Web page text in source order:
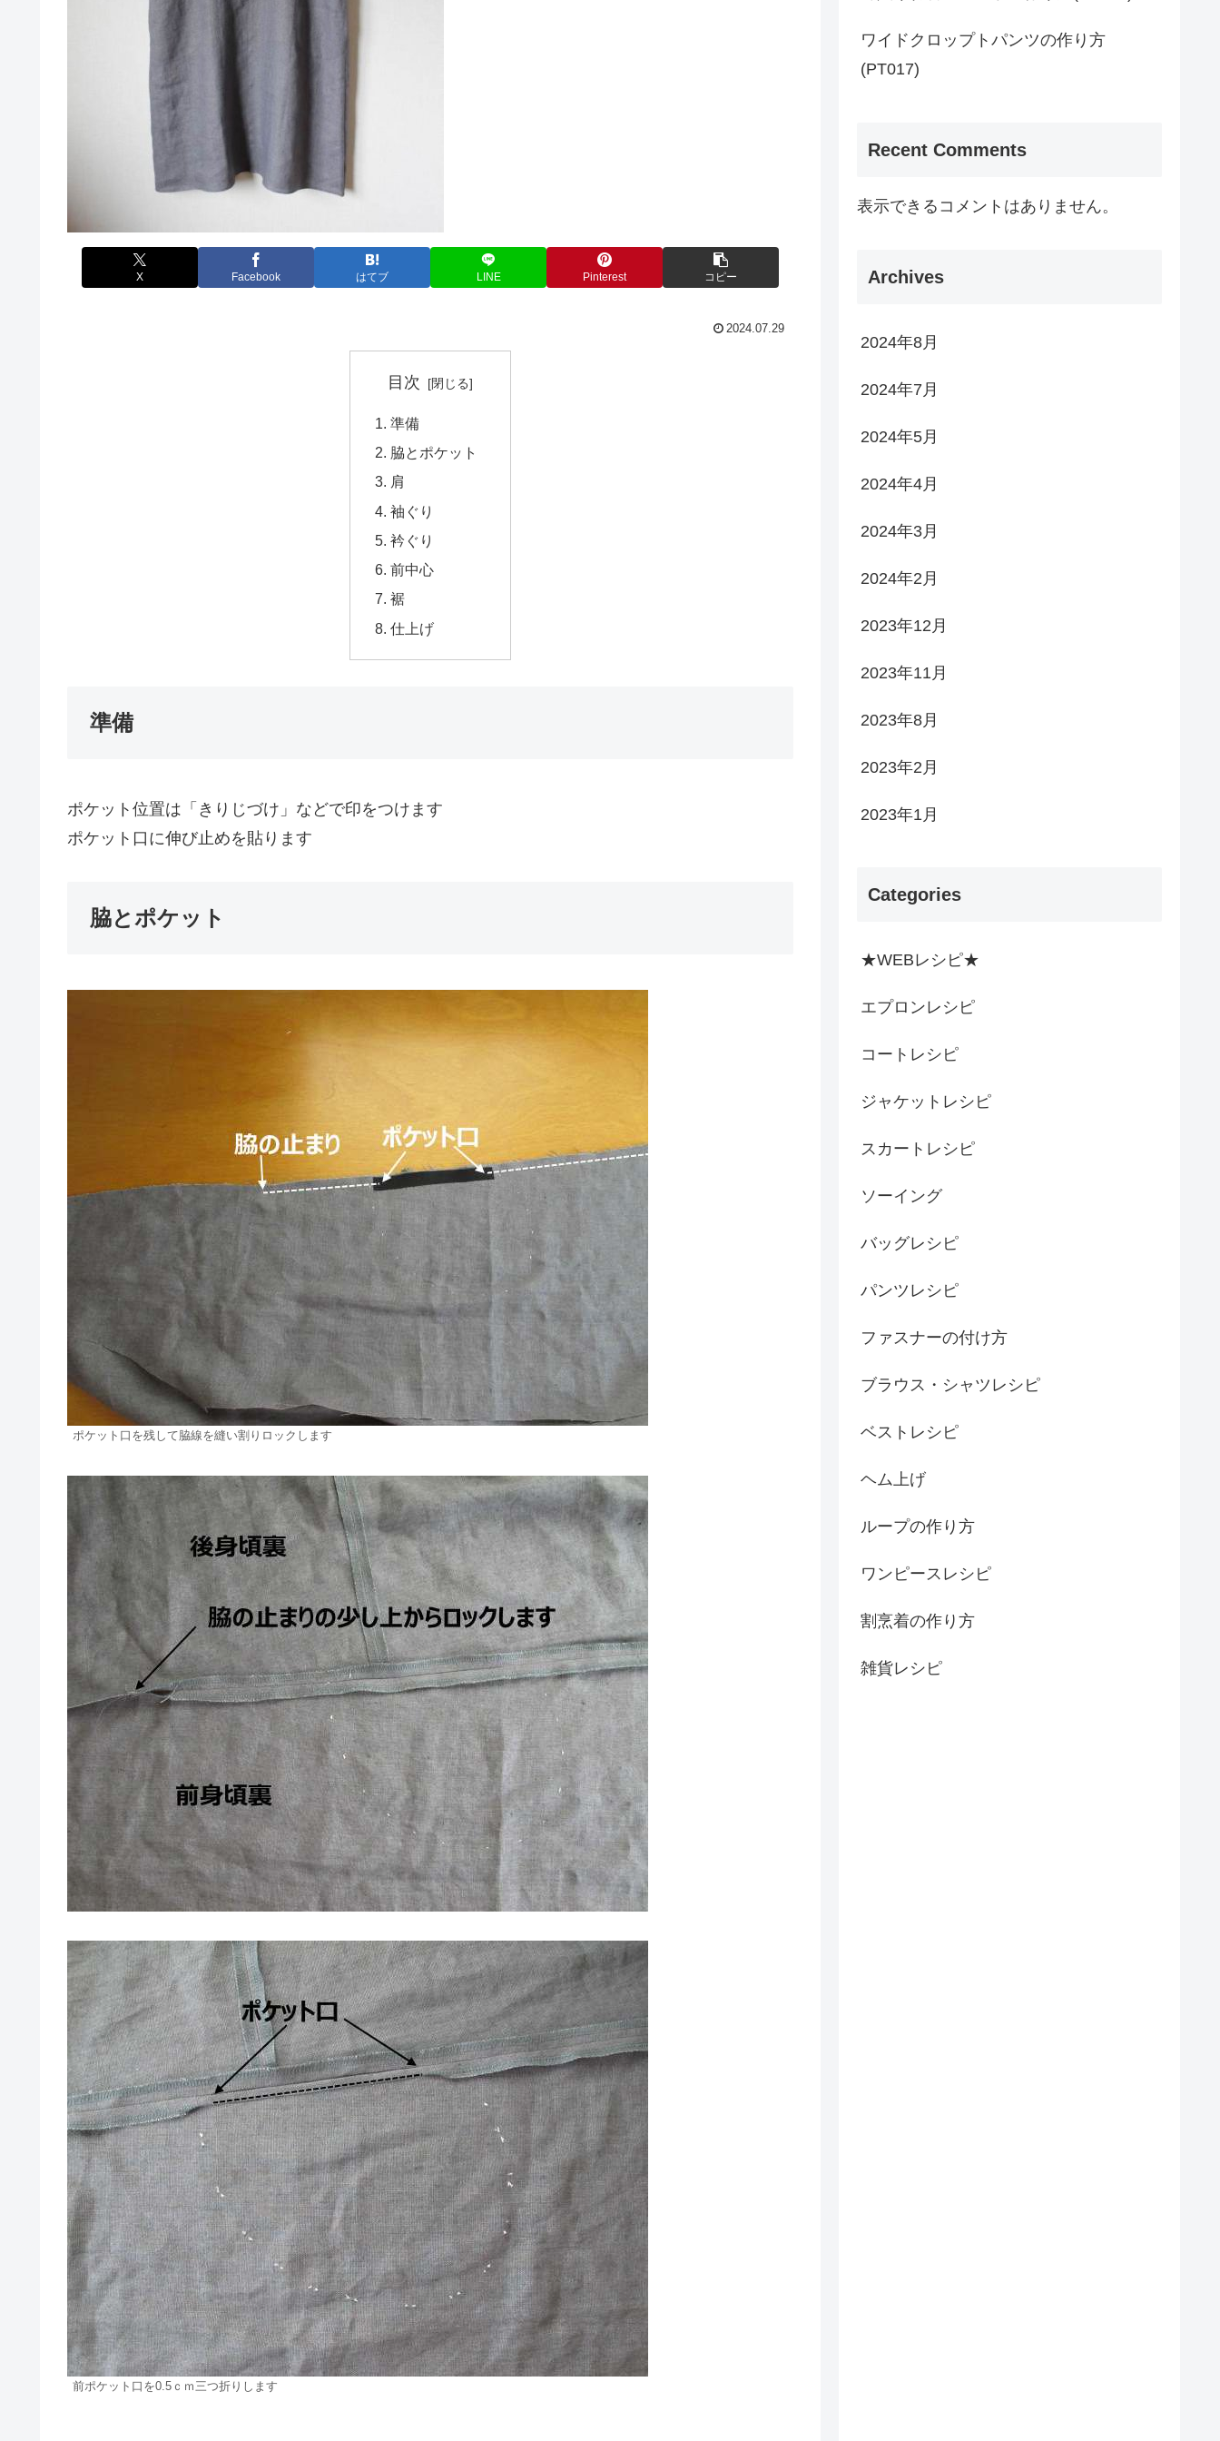
X Facebook はてブ LINE Pinterest コピー
2024.07.29
目次
準備
脇とポケット
肩
袖ぐり
衿ぐり
前中心
裾
仕上げ
準備
ポケット位置は「きりじづけ」などで印をつけます
ポケット口に伸び止めを貼ります
脇とポケット
ポケット口を残して脇線を縫い割りロックします
前ポケット口を0.5ｃｍ三つ折りします
ワイドクロップトパンツの作り方
(PT017)
Recent Comments
表示できるコメントはありません。
Archives
2024年8月
2024年7月
2024年5月
2024年4月
2024年3月
2024年2月
2023年12月
2023年11月
2023年8月
2023年2月
2023年1月
Categories
★WEBレシピ★
エプロンレシピ
コートレシピ
ジャケットレシピ
スカートレシピ
ソーイング
バッグレシピ
パンツレシピ
ファスナーの付け方
ブラウス・シャツレシピ
ベストレシピ
ヘム上げ
ループの作り方
ワンピースレシピ
割烹着の作り方
雑貨レシピ